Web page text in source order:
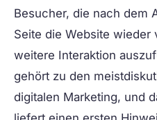
Besucher, die nach dem
Seite die Website wieder
weitere Interaktion
gehört zu den
digitalen Marketing, und